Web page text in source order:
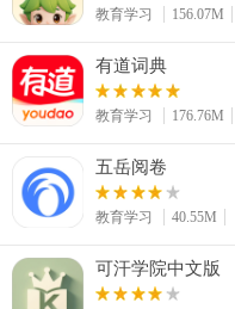
教育学习 156.07M
有道词典
教育学习 176.76M
五岳阅卷
教育学习 40.55M
可汗学院中文版